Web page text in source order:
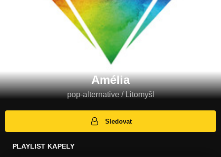
Amélia
pop-alternative / Litomyšl
Sledovat
PLAYLIST KAPELY